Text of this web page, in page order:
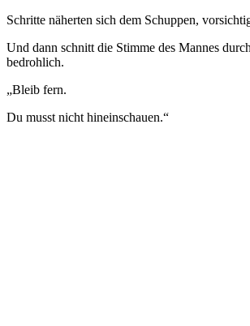
Schritte näherten sich dem Schuppen,
Und dann schnitt die Stimme des Mannes
bedrohlich.
„Bleib fern.
Du musst nicht hineinschauen.“